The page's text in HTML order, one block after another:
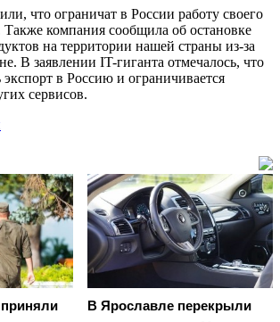
что ограничат в России работу своего
Также компания сообщила об остановке
на территории нашей страны из-за
В заявлении IT-гиганта отмечалось, что
экспорт в Россию и ограничивается
сервисов.
В Ярославле перекрыли